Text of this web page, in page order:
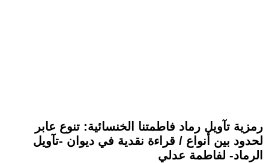
رمزية تآويل رماد فاطمتنا الخنسائية: تنوع عابر
لحدود بين أنواع / قراءة نقدية في ديوان -تآويل
الرماد- لفاطمة عدلي